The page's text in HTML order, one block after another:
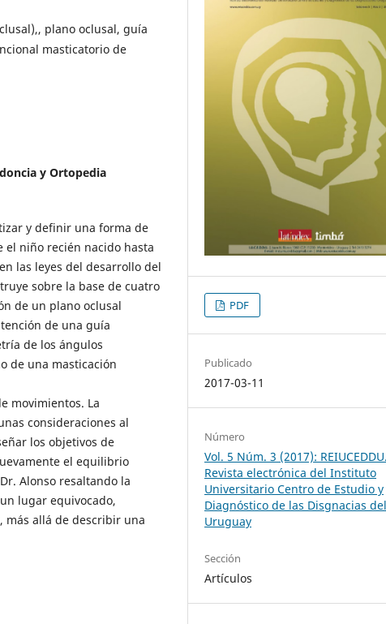
plano oclusal, guía
masticatorio de
y Ortopedia
y definir una forma de
el niño recién nacido hasta
las leyes del desarrollo del
sobre la base de cuatro
de un plano oclusal
de una guía
de los ángulos
de una masticación
movimientos. La
consideraciones al
los objetivos de
el equilibrio
Alonso resaltando la
lugar equivocado,
más allá de describir una
PDF
Publicado
2017-03-11
Número
Vol. 5 Núm. 3 (2017): REIUCEDDU.
Revista electrónica del Instituto
Universitario Centro de Estudio y
Diagnóstico de las Disgnacias del
Uruguay
Sección
Artículos